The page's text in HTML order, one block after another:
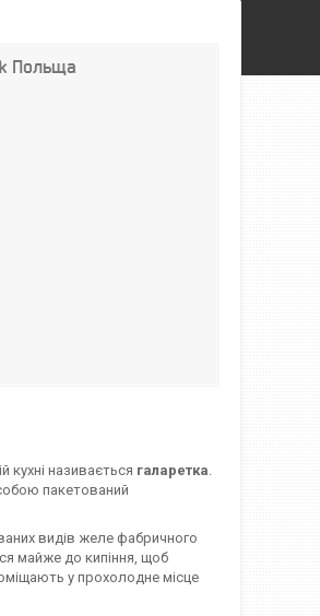
Польща
кухні називається галаретка.
пакетований
видів желе фабричного
майже до кипіння, щоб
у прохолодне місце